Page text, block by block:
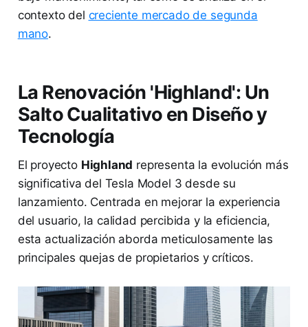
contexto del creciente mercado de segunda
mano.
La Renovación 'Highland': Un
Salto Cualitativo en Diseño y
Tecnología
El proyecto Highland representa la evolución más
significativa del Tesla Model 3 desde su
lanzamiento. Centrada en mejorar la experiencia
del usuario, la calidad percibida y la eficiencia,
esta actualización aborda meticulosamente las
principales quejas de propietarios y críticos.